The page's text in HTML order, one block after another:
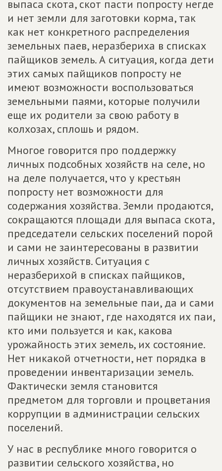
выпаса скота, скот пасти попросту негде
и нет земли для заготовки корма, так
как нет конкретного распределения
земельных паев, неразбериха в списках
пайщиков земель. А ситуация, когда дети
этих самых пайщиков попросту не
имеют возможности воспользоваться
земельными паями, которые получили
еще их родители за свою работу в
колхозах, сплошь и рядом.
Многое говорится про поддержку
личных подсобных хозяйств на селе, но
на деле получается, что у крестьян
попросту нет возможности для
содержания хозяйства. Земли продаются,
сокращаются площади для выпаса скота,
председатели сельских поселений порой
и сами не заинтересованы в развитии
личных хозяйств. Ситуация с
неразберихой в списках пайщиков,
отсутствием правоустанавливающих
документов на земельные паи, да и сами
пайщики не знают, где находятся их паи,
кто ими пользуется и как, какова
урожайность этих земель, их состояние.
Нет никакой отчетности, нет порядка в
проведении инвентаризации земель.
Фактически земля становится
предметом для торговли и процветания
коррупции в администрации сельских
поселений.
У нас в республике много говорится о
развитии сельского хозяйства, но